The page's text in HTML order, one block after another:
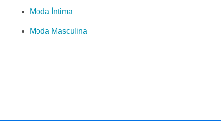
Moda Íntima
Moda Masculina